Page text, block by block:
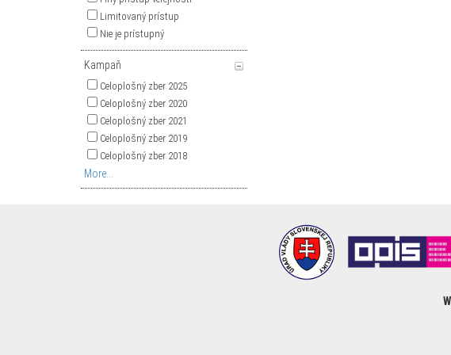
Limitovaný prístup
Nie je prístupný
Kampaň
Celoplošný zber 2025
Celoplošný zber 2020
Celoplošný zber 2021
Celoplošný zber 2019
Celoplošný zber 2018
More...